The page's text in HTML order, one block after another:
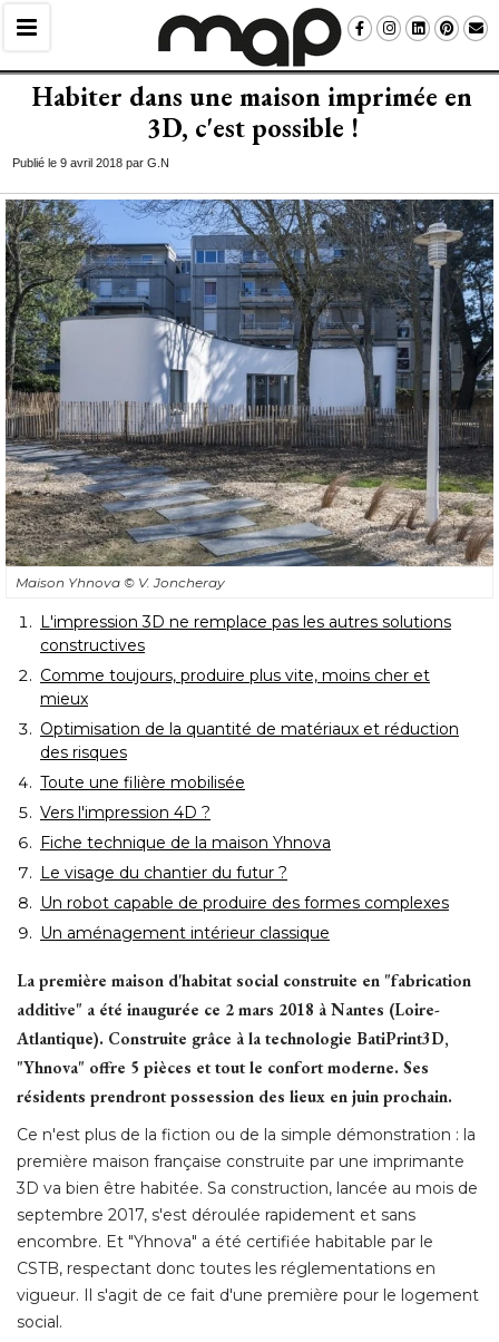
Habiter dans une maison imprimée en
3D, c'est possible !
Publié le 9 avril 2018 par G.N
Maison Yhnova © V. Joncheray
L'impression 3D ne remplace pas les autres solutions
constructives
Comme toujours, produire plus vite, moins cher et
mieux
Optimisation de la quantité de matériaux et réduction
des risques
Toute une filière mobilisée
Vers l'impression 4D ?
Fiche technique de la maison Yhnova
Le visage du chantier du futur ?
Un robot capable de produire des formes complexes
Un aménagement intérieur classique
La première maison d'habitat social construite en "fabrication
additive" a été inaugurée ce 2 mars 2018 à Nantes (Loire-
Atlantique). Construite grâce à la technologie BatiPrint3D,
"Yhnova" offre 5 pièces et tout le confort moderne. Ses
résidents prendront possession des lieux en juin prochain.
Ce n'est plus de la fiction ou de la simple démonstration : la
première maison française construite par une imprimante
3D va bien être habitée. Sa construction, lancée au mois de
septembre 2017, s'est déroulée rapidement et sans
encombre. Et "Yhnova" a été certifiée habitable par le
CSTB, respectant donc toutes les réglementations en
vigueur. Il s'agit de ce fait d'une première pour le logement
social.